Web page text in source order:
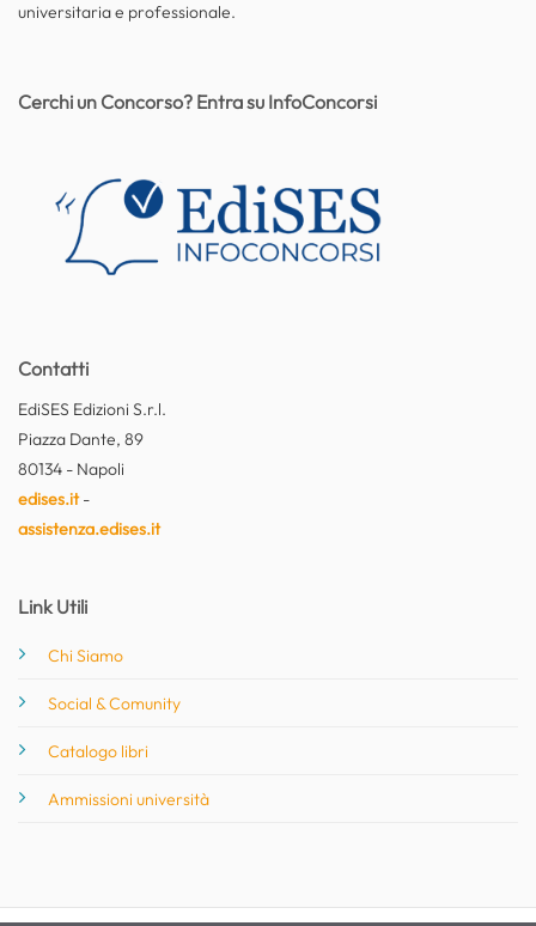
universitaria e professionale.
Contatti
EdiSES Edizioni S.r.l.
Piazza Dante, 89
80134 - Napoli
edises.it-
assistenza.edises.it
Link Utili
Chi Siamo
Social & Comunity
Catalogo libri
Ammissioni università
Cerchi un Concorso? Entra su InfoConcorsi